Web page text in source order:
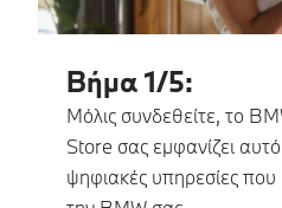
Βήμα 1/5:
Μόλις συνδεθείτε, το
Store σας εμφανίζει
ψηφιακές υπηρεσίες που